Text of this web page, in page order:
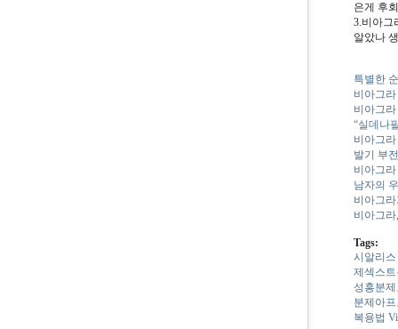
은게 후
3.비아그
알았나
특별한
비아그
비아그
“실데나
비아그
발기 부
비아그
남자의
비아그
비아그
Tags:
시알리
제섹스
성흥분
분제아
복용법